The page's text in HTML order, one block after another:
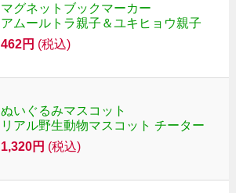
マグネットブックマーカー
アムールトラ親子＆ユキヒョウ親子
462円 (税込)
ぬいぐるみマスコット
リアル野生動物マスコット チーター
1,320円 (税込)